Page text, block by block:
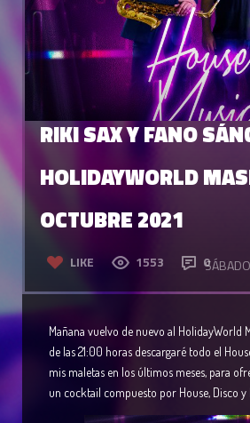
RIKI SAX Y FANO
HOLIDAYWORLD
OCTUBRE 2021
LIKE 1553 0
Mañana vuelvo de nuevo al HolidayWorld
de las 21:00 horas descargaré todo el
mis maletas en los últimos meses, para
un cocktail compuesto por House, Disco y